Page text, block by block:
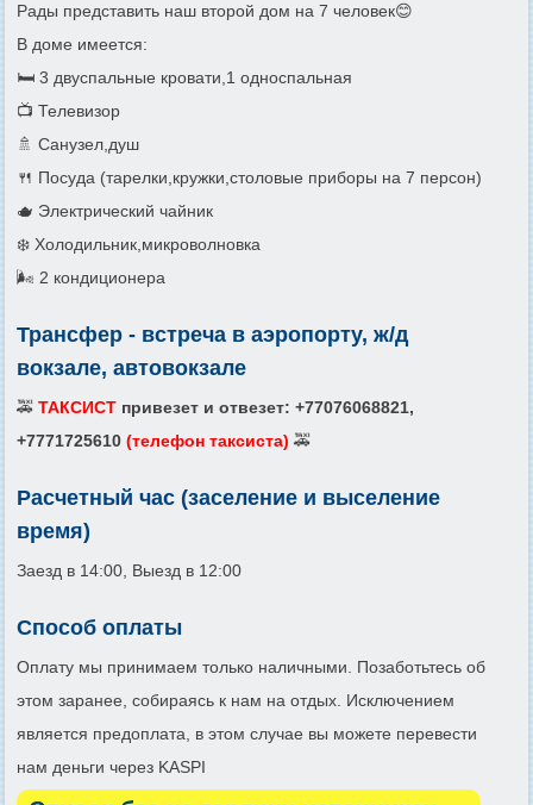
Рады представить наш второй дом на 7 человек😊
В доме имеется:
🛏️ 3 двуспальные кровати,1 односпальная
📺 Телевизор
🚿 Санузел,душ
🍴 Посуда (тарелки,кружки,столовые приборы на 7 персон)
🫖 Электрический чайник
❄️ Холодильник,микроволновка
🌬️ 2 кондиционера
Трансфер - встреча в аэропорту, ж/д
вокзале, автовокзале
🚕 ТАКСИСТ привезет и отвезет: +77076068821,
+7771725610 (телефон таксиста) 🚕
Расчетный час (заселение и выселение
время)
Заезд в 14:00, Выезд в 12:00
Способ оплаты
Оплату мы принимаем только наличными. Позаботьтесь об
этом заранее, собираясь к нам на отдых. Исключением
является предоплата, в этом случае вы можете перевести
нам деньги через KASPI